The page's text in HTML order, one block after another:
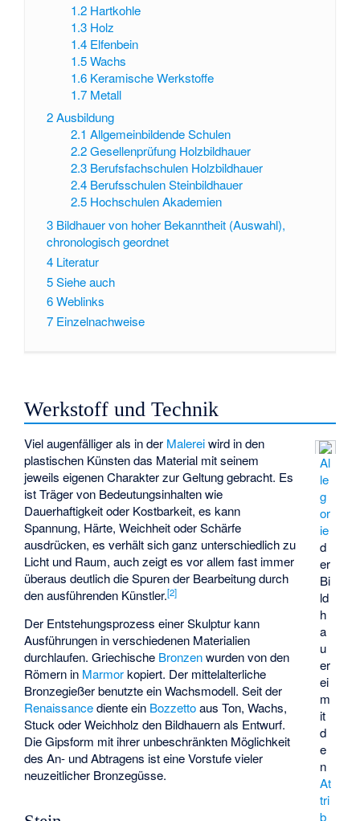
1.2 Hartkohle
1.3 Holz
1.4 Elfenbein
1.5 Wachs
1.6 Keramische Werkstoffe
1.7 Metall
2Ausbildung
2.1 Allgemeinbildende Schulen
2.2 Gesellenprüfung Holzbildhauer
2.3 Berufsfachschulen Holzbildhauer
2.4 Berufsschulen Steinbildhauer
2.5 Hochschulen Akademien
3 Bildhauer von hoher Bekanntheit (Auswahl),
chronologisch geordnet
4 Literatur
5Siehe auch
6Weblinks
7 Einzelnachweise
Werkstoff und Technik
Al
le
g
or
ie
d
er
Bi
ld
h
a
u
er
ei
m
it
d
e
n
At
tri
b
Viel augenfälliger als in der Malereiwird in den
plastischen Künsten das Material mit seinem
jeweils eigenen Charakter zur Geltung gebracht. Es
ist Träger von Bedeutungsinhalten wie
Dauerhaftigkeit oder Kostbarkeit, es kann
Spannung, Härte, Weichheit oder Schärfe
ausdrücken, es verhält sich ganz unterschiedlich zu
Licht und Raum, auch zeigt es vor allem fast immer
überaus deutlich die Spuren der Bearbeitung durch
den ausführenden Künstler.[2]
Der Entstehungsprozess einer Skulptur kann
Ausführungen in verschiedenen Materialien
durchlaufen. Griechische Bronzenwurden von den
Römern in Marmorkopiert. Der mittelalterliche
Bronzegießer benutzte ein Wachsmodell. Seit der
Renaissancediente ein Bozzettoaus Ton, Wachs,
Stuck oder Weichholz den Bildhauern als Entwurf.
Die Gipsform mit ihrer unbeschränkten Möglichkeit
des An- und Abtragens ist eine Vorstufe vieler
neuzeitlicher Bronzegüsse.